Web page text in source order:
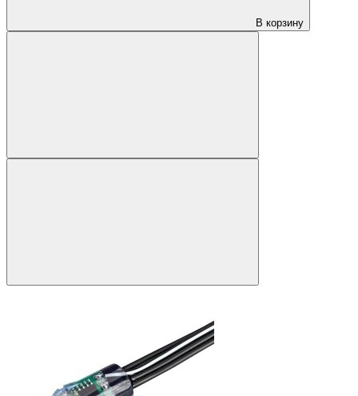
В корзину